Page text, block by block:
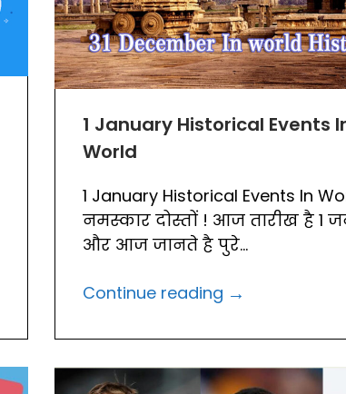
1 January Historical Events
World
1 January Historical Events In
नमस्कार दोस्तों ! आज तारीख है 1
और आज जानते है पुरे...
Continue reading →